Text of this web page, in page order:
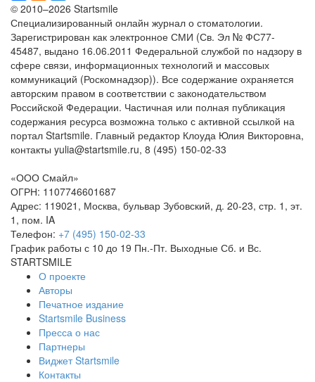
© 2010–2026 Startsmile
Специализированный онлайн журнал о стоматологии.
Зарегистрирован как электронное СМИ (Св. Эл № ФС77-
45487, выдано 16.06.2011 Федеральной службой по надзору в
сфере связи, информационных технологий и массовых
коммуникаций (Роскомнадзор)). Все содержание охраняется
авторским правом в соответствии с законодательством
Российской Федерации. Частичная или полная публикация
содержания ресурса возможна только с активной ссылкой на
портал Startsmile. Главный редактор Клоуда Юлия Викторовна,
контакты yulia@startsmile.ru, 8 (495) 150-02-33
«ООО Смайл»
ОГРН: 1107746601687
Адрес: 119021, Москва, бульвар Зубовский, д. 20-23, стр. 1, эт.
1, пом. IA
Телефон: +7 (495) 150-02-33
График работы с 10 до 19 Пн.-Пт. Выходные Сб. и Вс.
STARTSMILE
О проекте
Авторы
Печатное издание
Startsmile Business
Пресса о нас
Партнеры
Виджет Startsmile
Контакты